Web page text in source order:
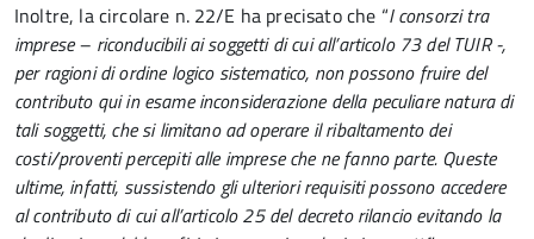
Inoltre, la circolare n. 22/E ha precisato che “I consorzi tra
imprese – riconducibili ai soggetti di cui all’articolo 73 del TUIR -,
per ragioni di ordine logico sistematico, non possono fruire del
contributo qui in esame inconsiderazione della peculiare natura di
tali soggetti, che si limitano ad operare il ribaltamento dei
costi/proventi percepiti alle imprese che ne fanno parte. Queste
ultime, infatti, sussistendo gli ulteriori requisiti possono accedere
al contributo di cui all’articolo 25 del decreto rilancio evitando la